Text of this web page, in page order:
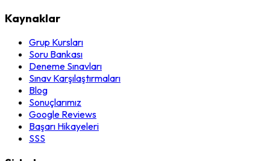
Kaynaklar
Grup Kursları
Soru Bankası
Deneme Sınavları
Sınav Karşılaştırmaları
Blog
Sonuçlarımız
Google Reviews
Başarı Hikayeleri
SSS